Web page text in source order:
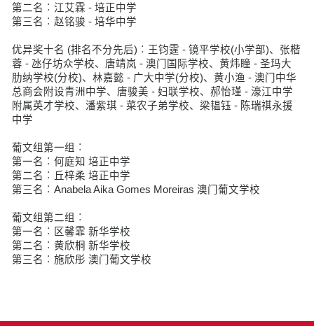
第二名︰江艾霖 - 培正中学
第三名︰赵铭骏 - 培华中学
优异奖十名 (排名不分先后)︰王钧霆 - 镜平学校(小学部)、张楷
蓉 - 氹仔坊众学校、唐靖岚 - 澳门国际学校、黄炜瞳 - 圣玛大
肋纳学校(分校)、林嘉懿 - 广大中学(分校)、黄小渔 - 澳门中华
总商会附设青洲中学、唐骏美 - 妇联学校、郝怡瑾 - 濠江中学
附属英才学校、潘紫琪 - 菜农子弟学校、梁韫钰 - 陈瑞祺永援
中学
葡文组第一组︰
第一名︰何庭知 培正中学
第二名︰丘梓柔 培正中学
第三名︰Anabela Aika Gomes Moreiras 澳门葡文学校
葡文组第二组︰
第一名︰区馨霏 新华学校
第二名︰黄欣桐 新华学校
第三名︰施欣彤 澳门葡文学校